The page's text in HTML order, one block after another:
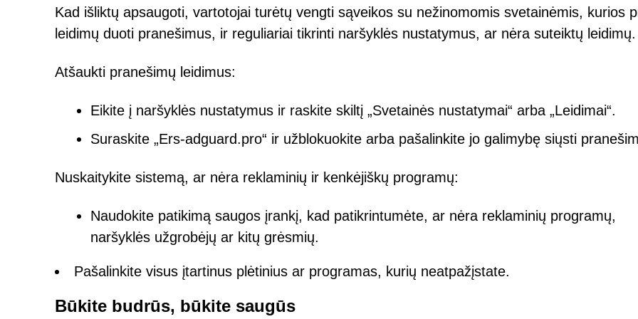
Kad išliktų apsaugoti, vartotojai turėtų vengti sąveikos su nežinomomis svetainėmis, kurios
leidimų duoti pranešimus, ir reguliariai tikrinti naršyklės nustatymus, ar nėra suteiktų leidimų.
Atšaukti pranešimų leidimus:
Eikite į naršyklės nustatymus ir raskite skiltį „Svetainės nustatymai“ arba „Leidimai“.
Suraskite „Ers-adguard.pro“ ir užblokuokite arba pašalinkite jo galimybę siųsti
Nuskaitykite sistemą, ar nėra reklaminių ir kenkėjiškų programų:
Naudokite patikimą saugos įrankį, kad patikrintumėte, ar nėra reklaminių programų,
naršyklės užgrobėjų ar kitų grėsmių.
Pašalinkite visus įtartinus plėtinius ar programas, kurių neatpažįstate.
Būkite budrūs, būkite saugūs